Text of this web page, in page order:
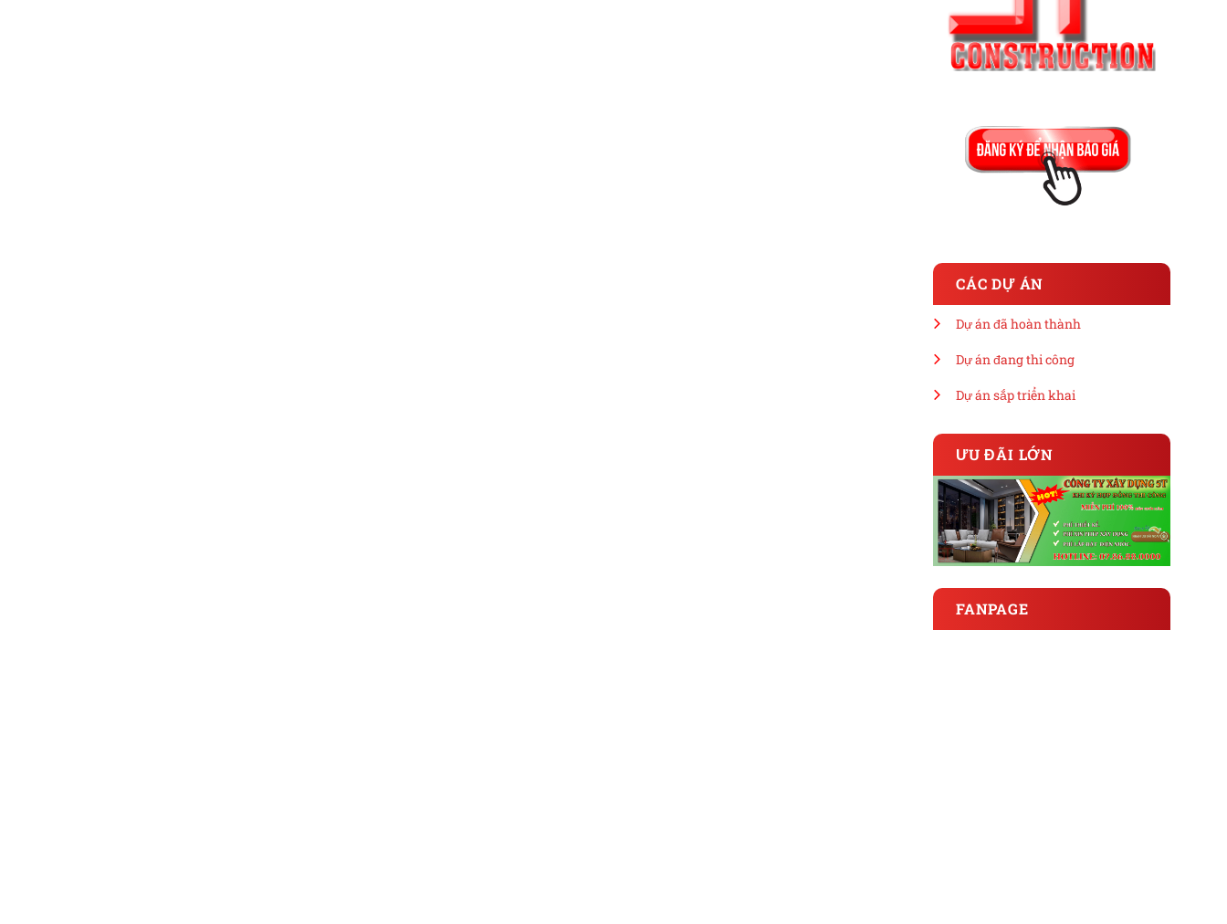
CÁC DỰ ÁN
Dự án đã hoàn thành
Dự án đang thi công
Dự án sắp triển khai
ƯU ĐÃI LỚN
FANPAGE